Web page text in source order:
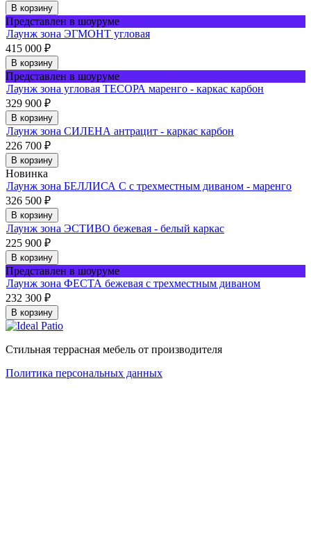
В корзину
Представлен в шоуруме
Лаунж зона ЭГМОНТ угловая
415 000 ₽
В корзину
Представлен в шоуруме
Лаунж зона угловая ТЕСОРА маренго - каркас карбон
329 900 ₽
В корзину
Лаунж зона СИЛЕНА антрацит - каркас карбон
226 700 ₽
В корзину
Новинка
Лаунж зона БЕЛЛИСА С с трехместным диваном - маренго
326 500 ₽
В корзину
Лаунж зона ЭСТИВО бежевая - белый каркас
225 900 ₽
В корзину
Представлен в шоуруме
Лаунж зона ФЕСТА бежевая с трехместным диваном
232 300 ₽
В корзину
Стильная террасная мебель от производителя
Политика персональных данных